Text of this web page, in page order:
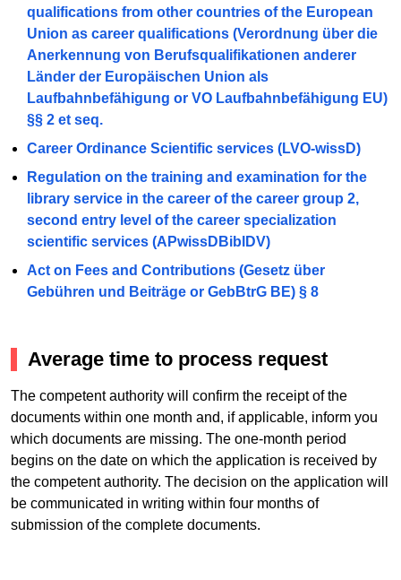
qualifications from other countries of the European
Union as career qualifications (Verordnung über die
Anerkennung von Berufsqualifikationen anderer
Länder der Europäischen Union als
Laufbahnbefähigung or VO Laufbahnbefähigung EU)
§§ 2 et seq.
Career Ordinance Scientific services (LVO-wissD)
Regulation on the training and examination for the
library service in the career of the career group 2,
second entry level of the career specialization
scientific services (APwissDBiblDV)
Act on Fees and Contributions (Gesetz über
Gebühren und Beiträge or GebBtrG BE) § 8
Average time to process request
The competent authority will confirm the receipt of the
documents within one month and, if applicable, inform you
which documents are missing. The one-month period
begins on the date on which the application is received by
the competent authority. The decision on the application will
be communicated in writing within four months of
submission of the complete documents.